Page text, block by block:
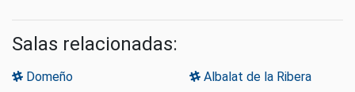
Salas relacionadas:
Domeño Albalat de la Ribera